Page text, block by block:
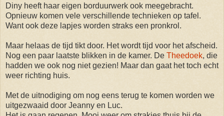
Diny heeft haar eigen borduurwerk ook meegebracht.
Opnieuw komen vele verschillende technieken op tafel.
Want ook deze lapjes worden straks een pronkrol.
Maar helaas de tijd tikt door. Het wordt tijd voor het afscheid.
Nog een paar laatste blikken in de kamer. De Theedoek, die
hadden we ook nog niet gezien! Maar dan gaat het toch echt
weer richting huis.
Met de uitnodiging om nog eens terug te komen worden we
uitgezwaaid door Jeanny en Luc.